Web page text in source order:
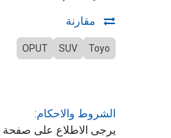
مقارنة
Toyo
SUV
OPUT
الشروط والاحكام:
يرجى الاطلاع على صفحة